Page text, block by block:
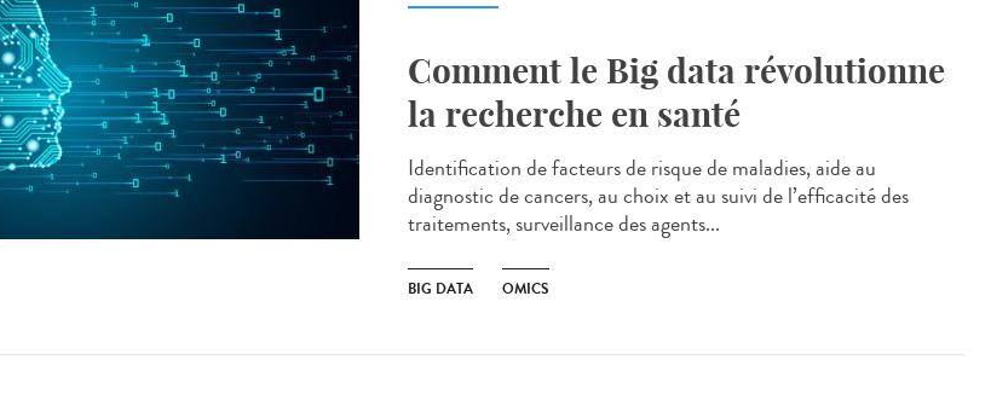
Comment le Big data révolutionne
la recherche en santé
Identification de facteurs de risque de maladies, aide au
diagnostic de cancers, au choix et au suivi de l’efficacité des
traitements, surveillance des agents...
BIG DATA OMICS